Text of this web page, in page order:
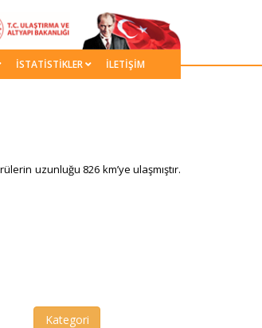
İSTATİSTİKLER İLETİŞİM
uzunluğu 826 km’ye ulaşmıştır.
Kategori